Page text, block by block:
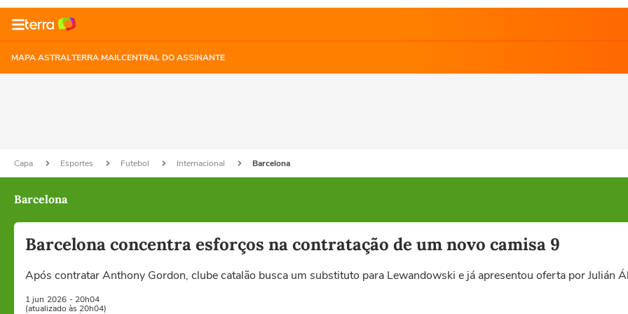
MAPA ASTRALTERRA MAILCENTRAL DO ASSINANTE
Capa Esportes Futebol Internacional Barcelona
Barcelona
Barcelona concentra esforços na contratação de um novo camisa 9
Após contratar Anthony Gordon, clube catalão busca um substituto para Lewandowski e já apresentou oferta por Julián
1 jun 2026 - 20h04
(atualizado às 20h04)